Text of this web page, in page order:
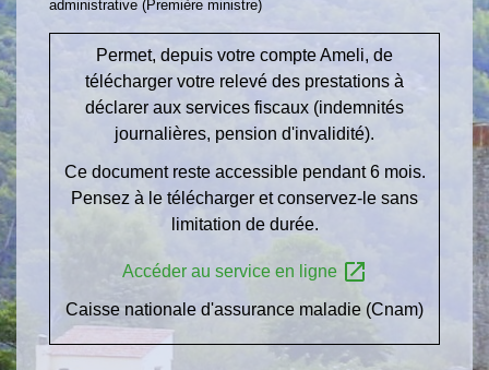
administrative (Première ministre)
Permet, depuis votre compte Ameli, de
télécharger votre relevé des prestations à
déclarer aux services fiscaux (indemnités
journalières, pension d'invalidité).
Ce document reste accessible pendant 6 mois.
Pensez à le télécharger et conservez-le sans
limitation de durée.
Accéder au service en ligne open_in_new
Caisse nationale d'assurance maladie (Cnam)